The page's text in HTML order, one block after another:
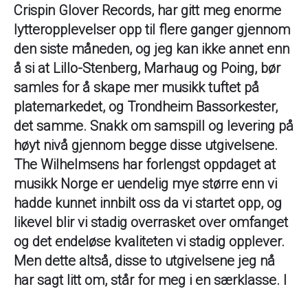
Crispin Glover Records, har gitt meg enorme
lytteropplevelser opp til flere ganger gjennom
den siste måneden, og jeg kan ikke annet enn
å si at Lillo-Stenberg, Marhaug og Poing, bør
samles for å skape mer musikk tuftet på
platemarkedet, og Trondheim Bassorkester,
det samme. Snakk om samspill og levering på
høyt nivå gjennom begge disse utgivelsene.
The Wilhelmsens har forlengst oppdaget at
musikk Norge er uendelig mye større enn vi
hadde kunnet innbilt oss da vi startet opp, og
likevel blir vi stadig overrasket over omfanget
og det endeløse kvaliteten vi stadig opplever.
Men dette altså, disse to utgivelsene jeg nå
har sagt litt om, står for meg i en særklasse. I